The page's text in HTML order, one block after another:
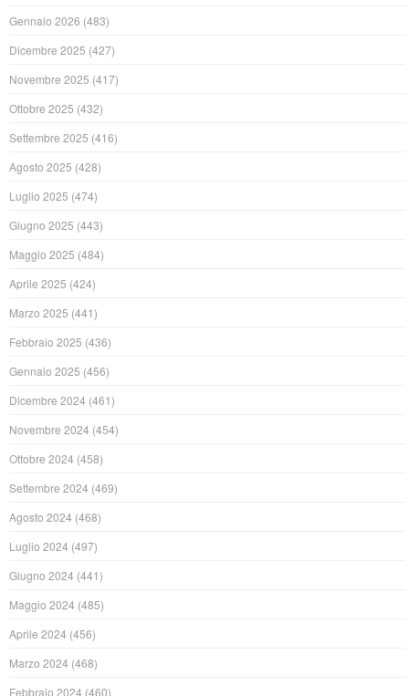
Gennaio 2026 (483)
Dicembre 2025 (427)
Novembre 2025 (417)
Ottobre 2025 (432)
Settembre 2025 (416)
Agosto 2025 (428)
Luglio 2025 (474)
Giugno 2025 (443)
Maggio 2025 (484)
Aprile 2025 (424)
Marzo 2025 (441)
Febbraio 2025 (436)
Gennaio 2025 (456)
Dicembre 2024 (461)
Novembre 2024 (454)
Ottobre 2024 (458)
Settembre 2024 (469)
Agosto 2024 (468)
Luglio 2024 (497)
Giugno 2024 (441)
Maggio 2024 (485)
Aprile 2024 (456)
Marzo 2024 (468)
Febbraio 2024 (460)